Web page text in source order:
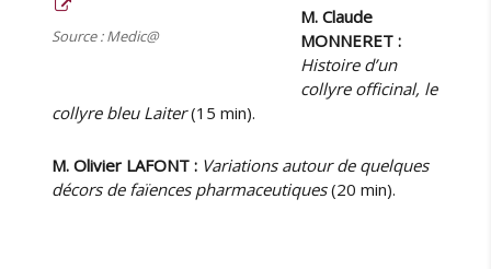
/
1
Source : Medic@
M. Claude
MONNERET :
Histoire d’un
collyre officinal, le
collyre bleu Laiter(15 min).
M. Olivier LAFONT : Variations autour de quelques
décors de faïences pharmaceutiques(20 min).